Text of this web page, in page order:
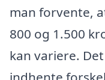
man forvente,
800 og 1.500
kan variere.